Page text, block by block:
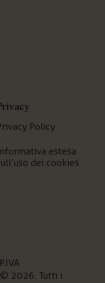
Policy
estesa
dei cookies
2026. Tutti i